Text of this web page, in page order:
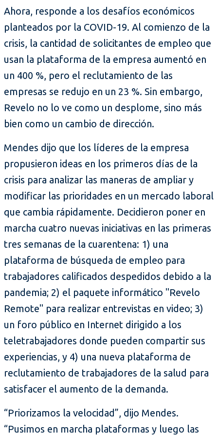
Ahora, responde a los desafíos económicos
planteados por la COVID-19. Al comienzo de la
crisis, la cantidad de solicitantes de empleo que
usan la plataforma de la empresa aumentó en
un 400 %, pero el reclutamiento de las
empresas se redujo en un 23 %. Sin embargo,
Revelo no lo ve como un desplome, sino más
bien como un cambio de dirección.
Mendes dijo que los líderes de la empresa
propusieron ideas en los primeros días de la
crisis para analizar las maneras de ampliar y
modificar las prioridades en un mercado laboral
que cambia rápidamente. Decidieron poner en
marcha cuatro nuevas iniciativas en las primeras
tres semanas de la cuarentena: 1) una
plataforma de búsqueda de empleo para
trabajadores calificados despedidos debido a la
pandemia; 2) el paquete informático "Revelo
Remote" para realizar entrevistas en video; 3)
un foro público en Internet dirigido a los
teletrabajadores donde pueden compartir sus
experiencias, y 4) una nueva plataforma de
reclutamiento de trabajadores de la salud para
satisfacer el aumento de la demanda.
“Priorizamos la velocidad”, dijo Mendes.
“Pusimos en marcha plataformas y luego las